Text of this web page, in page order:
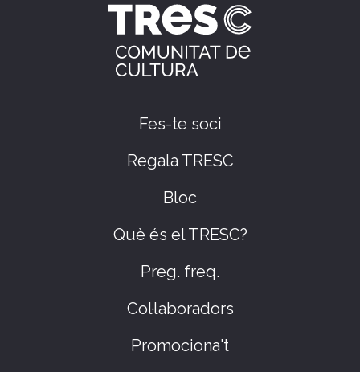
Fes-te soci
Regala TRESC
Bloc
Què és el TRESC?
Preg. freq.
Col·laboradors
Promociona't